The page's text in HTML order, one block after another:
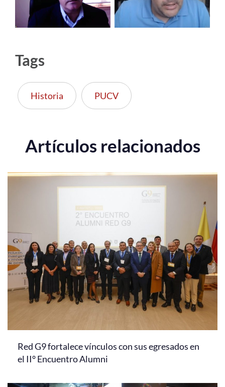
Tags
Historia PUCV
Artículos relacionados
Red G9 fortalece vínculos con sus egresados en
el II° Encuentro Alumni